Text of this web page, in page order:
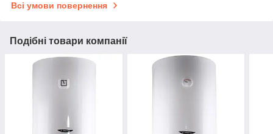
Всі умови повернення
Подібні товари компанії